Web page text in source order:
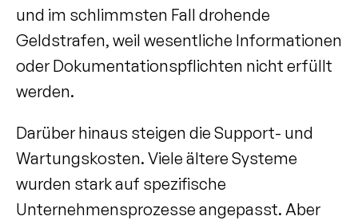
und im schlimmsten Fall drohende
Geldstrafen, weil wesentliche Informationen
oder Dokumentationspflichten nicht erfüllt
werden.
Darüber hinaus steigen die Support- und
Wartungskosten. Viele ältere Systeme
wurden stark auf spezifische
Unternehmensprozesse angepasst. Aber